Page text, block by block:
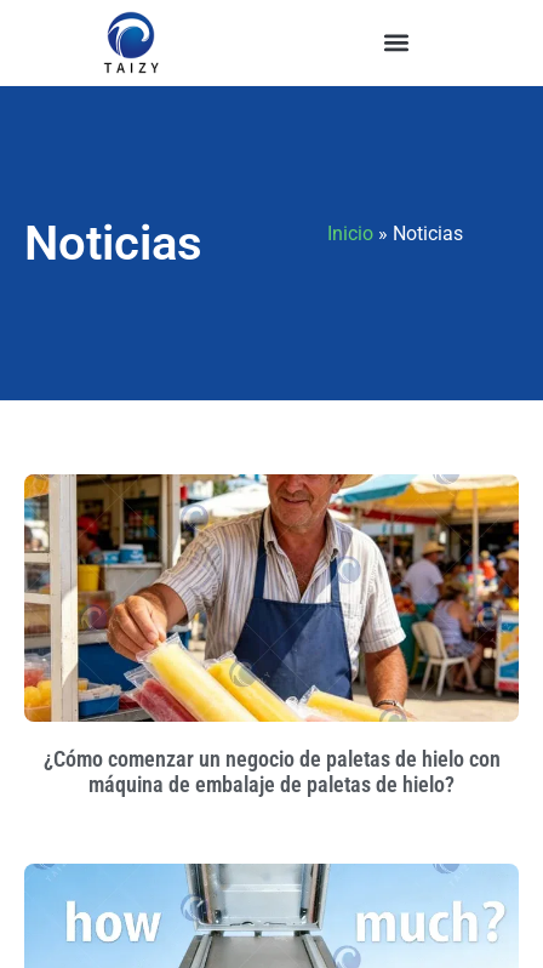
Noticias Inicio » Noticias
¿Cómo comenzar un negocio de paletas de hielo con
máquina de embalaje de paletas de hielo?